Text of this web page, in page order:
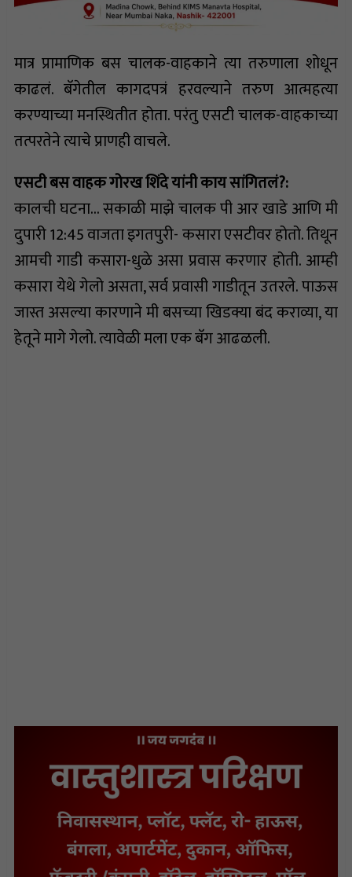
मात्र प्रामाणिक बस चालक-वाहकाने त्या तरुणाला शोधून
काढलं. बॅगेतील कागदपत्रं हरवल्याने तरुण आत्महत्या
करण्याच्या मनस्थितीत होता. परंतु एसटी चालक-वाहकाच्या
तत्परतेने त्याचे प्राणही वाचले.
एसटी बस वाहक गोरख शिंदे यांनी काय सांगितलं?:
कालची घटना… सकाळी माझे चालक पी आर खाडे आणि मी
दुपारी 12:45 वाजता इगतपुरी- कसारा एसटीवर होतो. तिथून
आमची गाडी कसारा-धुळे असा प्रवास करणार होती. आम्ही
कसारा येथे गेलो असता, सर्व प्रवासी गाडीतून उतरले. पाऊस
जास्त असल्या कारणाने मी बसच्या खिडक्या बंद कराव्या, या
हेतूने मागे गेलो. त्यावेळी मला एक बॅग आढळली.